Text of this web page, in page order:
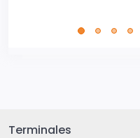
Terminales